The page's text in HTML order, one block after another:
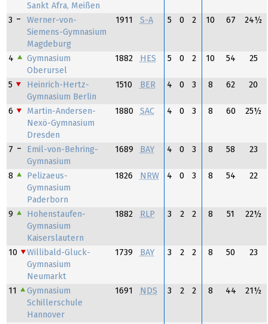
Sankt Afra, Meißen
3
Werner-von-
Siemens-Gymnasium
Magdeburg
1911 S-A 5 0 2 10 67 24½
4
Gymnasium
Oberursel
1882 HES 5 0 2 10 54 25
5
Heinrich-Hertz-
Gymnasium Berlin
1510 BER 4 0 3 8 62 20
6
Martin-Andersen-
Nexö-Gymnasium
Dresden
1880 SAC 4 0 3 8 60 25½
7
Emil-von-Behring-
Gymnasium
1689 BAY 4 0 3 8 58 23
8
Pelizaeus-
Gymnasium
Paderborn
1826 NRW 4 0 3 8 54 22
9
Hohenstaufen-
Gymnasium
Kaiserslautern
1882 RLP 3 2 2 8 51 22½
10
Willibald-Gluck-
Gymnasium
Neumarkt
1739 BAY 3 2 2 8 50 23
11
Gymnasium
Schillerschule
Hannover
1691 NDS 3 2 2 8 44 21½